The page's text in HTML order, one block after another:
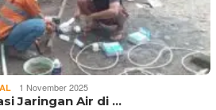
1 November 2025
Jaringan Air di …